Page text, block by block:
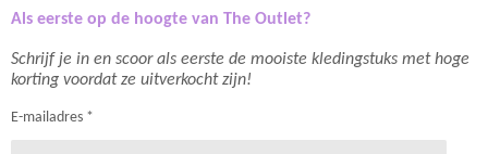
Als eerste op de hoogte van The Outlet?
Schrijf je in en scoor als eerste de mooiste kledingstuks met hoge
korting voordat ze uitverkocht zijn!
E-mailadres *